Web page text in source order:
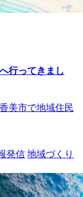
行ってきまし
美市で地域住民
発信 地域づくり